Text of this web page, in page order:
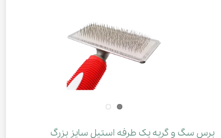
برس سگ و گربه یک طرفه استیل سایز بزرگ